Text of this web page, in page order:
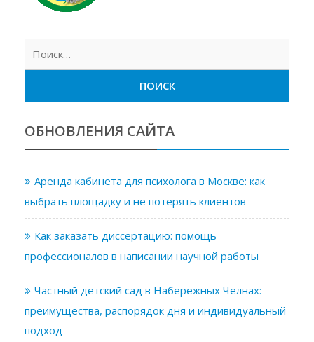
ОБНОВЛЕНИЯ САЙТА
Аренда кабинета для психолога в Москве: как
выбрать площадку и не потерять клиентов
Как заказать диссертацию: помощь
профессионалов в написании научной работы
Частный детский сад в Набережных Челнах:
преимущества, распорядок дня и индивидуальный
подход